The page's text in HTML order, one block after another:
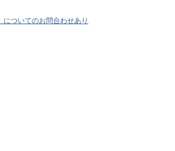
ついてのお問合わせあり